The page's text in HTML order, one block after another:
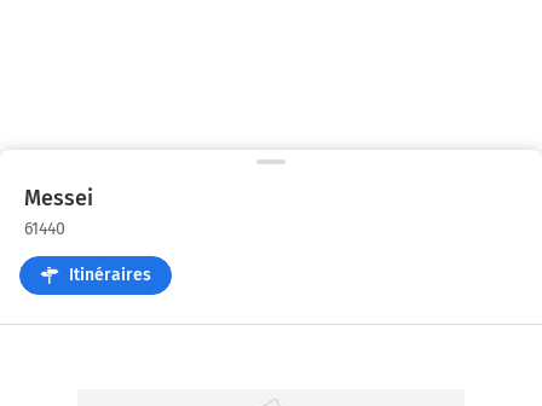
Messei
61440
Itinéraires